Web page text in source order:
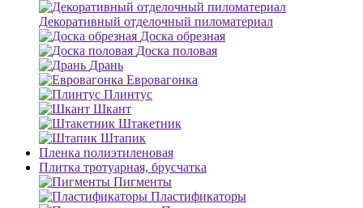
Декоративный отделочный пиломатериал
Доска обрезная
Доска половая
Дрань
Евровагонка
Плинтус
Шкант
Штакетник
Штапик
Пленка полиэтиленовая
Плитка тротуарная, брусчатка
Пигменты
Пластификаторы